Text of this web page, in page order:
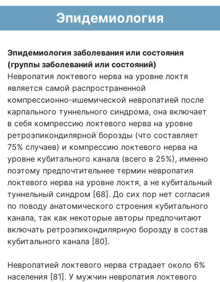
Эпидемиология
Эпидемиология заболевания или состояния
(группы заболеваний или состояний)
Невропатия локтевого нерва на уровне локтя
является самой распространенной
компрессионно-ишемической невропатией после
карпального туннельного синдрома, она включает
в себя компрессию локтевого нерва на уровне
ретроэпикондилярной борозды (что составляет
75% случаев) и компрессию локтевого нерва на
уровне кубитального канала (всего в 25%), именно
поэтому предпочтительнее термин невропатия
локтевого нерва на уровне локтя, а не кубитальный
туннельный синдром [68]. До сих пор нет согласия
по поводу анатомического строения кубитального
канала, так как некоторые авторы предпочитают
включать ретроэпикондилярную борозду в состав
кубитального канала [80].
Невропатией локтевого нерва страдает около 6%
населения [81]. У мужчин невропатия локтевого